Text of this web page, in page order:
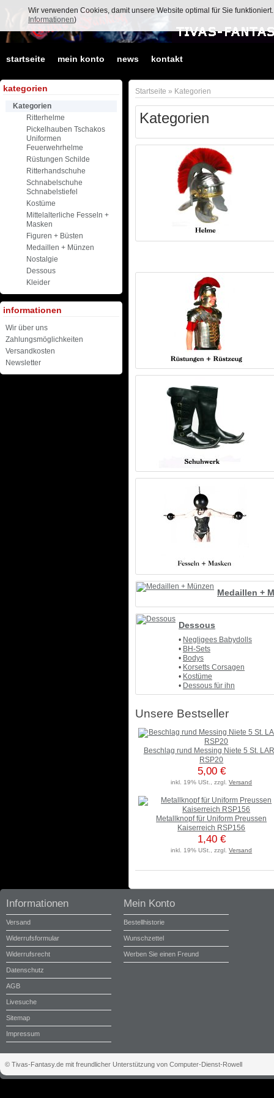
startseite mein konto news kontakt
Startseite » Kategorien
Kategorien
Medaillen +
Dessous
• Negligees Babydolls
• BH-Sets
• Bodys
• Korsetts Corsagen
• Kostüme
• Dessous für ihn
Unsere Bestseller
Beschlag rund Messing Niete 5 St.
RSP20
5,00 €
inkl. 19% USt., zzgl.Versand
Metallknopf für Uniform Preussen
Kaiserreich RSP156
1,40 €
inkl. 19% USt., zzgl.Versand
kategorien
Kategorien
Ritterhelme
Pickelhauben Tschakos
Uniformen
Feuerwehrhelme
Rüstungen Schilde
Ritterhandschuhe
Schnabelschuhe
Schnabelstiefel
Kostüme
Mittelalterliche Fesseln +
Masken
Figuren + Büsten
Medaillen + Münzen
Nostalgie
Dessous
Kleider
informationen
Wir über uns
Zahlungsmöglichkeiten
Versandkosten
Newsletter
Informationen
Versand
Widerrufsformular
Widerrufsrecht
Datenschutz
AGB
Livesuche
Sitemap
Impressum
Mein Konto
Bestellhistorie
Wunschzettel
Werben Sie einen Freund
© Tivas-Fantasy.de mit freundlicher Unterstützung von Computer-Dienst-Rowell
Wir verwenden Cookies, damit unsere Website optimal für Sie
Informationen)